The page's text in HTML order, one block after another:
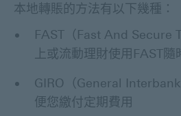
本地轉賬的方法有以下幾種：
FAST（Fast And Secure
上或流動理財使用FAST
GIRO（General
便您繳付定期費用